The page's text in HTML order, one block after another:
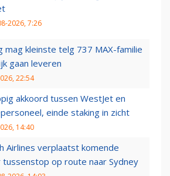
2026, 7:26
mag kleinste telg 737 MAX-familie
gaan leveren
22:54
akkoord tussen WestJet en
einde staking in zicht
14:40
Airlines verplaatst komende
op route naar Sydney